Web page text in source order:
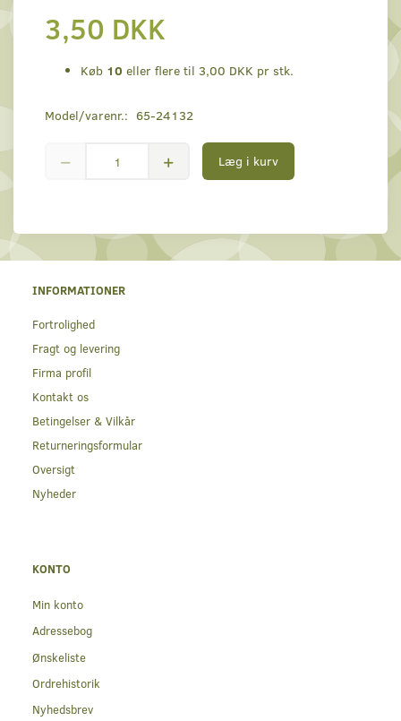
3,50 DKK
Køb 10 eller flere til 3,00 DKK pr stk.
Model/varenr.: 65-24132
Læg i kurv
INFORMATIONER
Fortrolighed
Fragt og levering
Firma profil
Kontakt os
Betingelser & Vilkår
Returneringsformular
Oversigt
Nyheder
KONTO
Min konto
Adressebog
Ønskeliste
Ordrehistorik
Nyhedsbrev